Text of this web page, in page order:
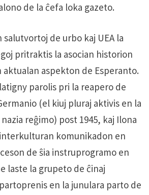
de la ĉefa loka gazeto.
salutvortoj de urbo kaj UEA la
pritraktis la asocian historion
aktualan aspekton de Esperanto.
parolis pri la reapero de
(el kiuj pluraj aktivis en la
reĝimo) post 1945, kaj Ilona
komunikadon en
de ŝia instruprogramo en
laste la grupeto de ĉinaj
en la junulara parto de